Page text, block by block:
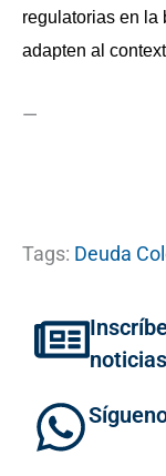
regulatorias en la
adapten al
—
Tags: Deuda
noticias